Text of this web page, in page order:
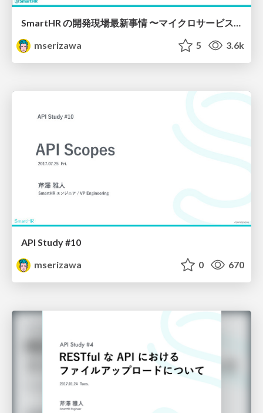
SmartHR の開発現場最新事情 〜マイクロサービス始めました〜
mserizawa
5 3.6k
API Study #10
mserizawa
0 670